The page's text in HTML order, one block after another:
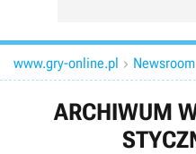
www.gry-online.pl  Newsroom
ARCHIWUM